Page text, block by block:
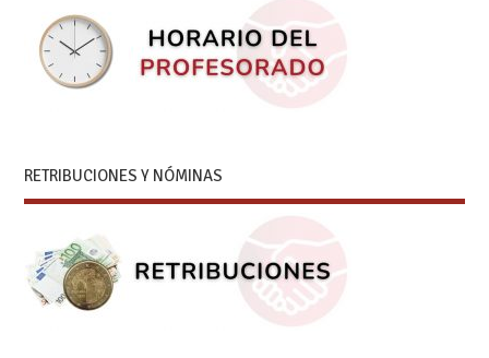
RETRIBUCIONES Y NÓMINAS